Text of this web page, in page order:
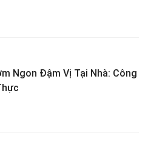
Ngon Đậm Vị Tại Nhà: Công